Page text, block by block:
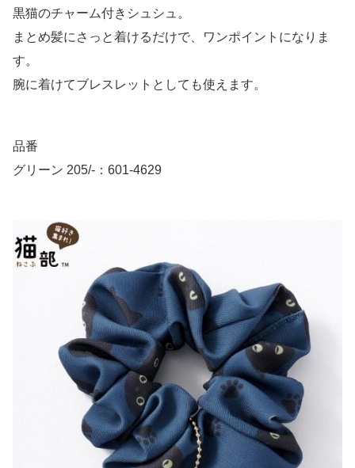
黒猫のチャーム付きシュシュ。
まとめ髪にさっと着けるだけで、ワンポイントになりま
す。
腕に着けてブレスレットとしても使えます。
品番
グリーン 205/-：601-4629